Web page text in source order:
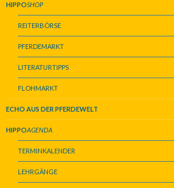
HIPPOSHOP
REITERBÖRSE
PFERDEMARKT
LITERATURTIPPS
FLOHMARKT
ECHO AUS DER PFERDEWELT
HIPPOAGENDA
TERMINKALENDER
LEHRGÄNGE